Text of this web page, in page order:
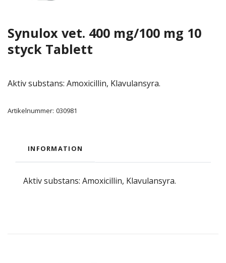
Synulox vet. 400 mg/100 mg 10
styck Tablett
Aktiv substans: Amoxicillin, Klavulansyra.
Artikelnummer: 030981
INFORMATION
Aktiv substans: Amoxicillin, Klavulansyra.